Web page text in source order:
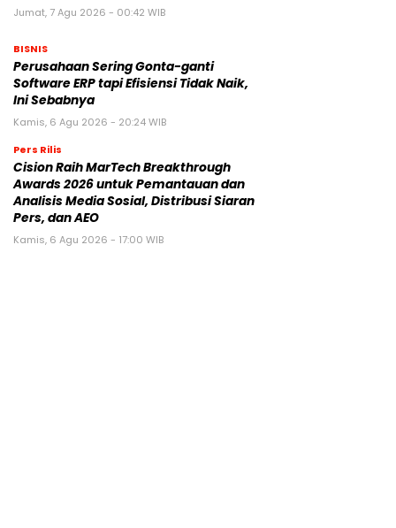
Jumat, 7 Agu 2026 - 00:42 WIB
BISNIS
Perusahaan Sering Gonta-ganti
Software ERP tapi Efisiensi Tidak Naik,
Ini Sebabnya
Kamis, 6 Agu 2026 - 20:24 WIB
Pers Rilis
Cision Raih MarTech Breakthrough
Awards 2026 untuk Pemantauan dan
Analisis Media Sosial, Distribusi Siaran
Pers, dan AEO
Kamis, 6 Agu 2026 - 17:00 WIB